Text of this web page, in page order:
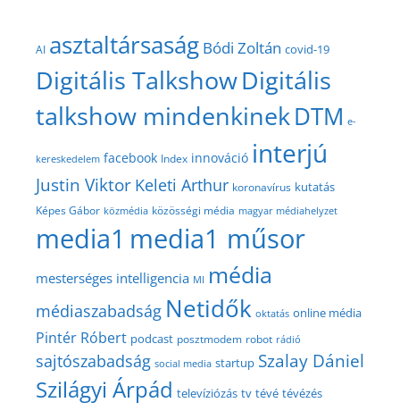
AI asztaltársaság Bódi Zoltán covid-19
Digitális TalkshowDigitális
talkshow mindenkinekDTM e-
kereskedelem facebook Index innováció interjú
Justin Viktor Keleti Arthur koronavírus kutatás
Képes Gábor közmédia közösségi média magyar médiahelyzet
media1 media1 műsor
mesterséges intelligencia MI média
médiaszabadság Netidők oktatás online média
Pintér Róbert podcast posztmodem robot rádió
sajtószabadság social media startup Szalay Dániel
Szilágyi Árpád televíziózás tv tévé tévézés